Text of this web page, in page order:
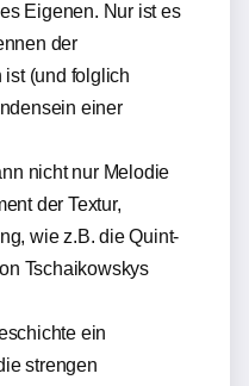
Eigenen. Nur ist es
der
(und folglich
einer
nicht nur Melodie
der Textur,
wie z.B. die Quint-
Tschaikowskys
ein
strengen